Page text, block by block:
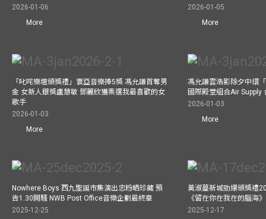
2026-01-06
More
2026-01-05
More
「叱咤樂壇頒獎禮」寰亞音樂捧5獎 馮允謙首奪男
金 女新人銀獎盧慧敏 鄧麗欣獲票選我最喜歡的女
歌手
2026-01-03
More
馮允謙雲浩影除夕中環
國際殿堂組合Air Supply
2026-01-03
More
Nowhere Boys 西九聖誕市集演出忠粉晒珍藏 預
告1.30開騷 NWB Post Office音樂企劃最終章
2025-12-25
黃淑蔓新城勁爆頒獎禮
《留在你在我在的腦海
2025-12-17